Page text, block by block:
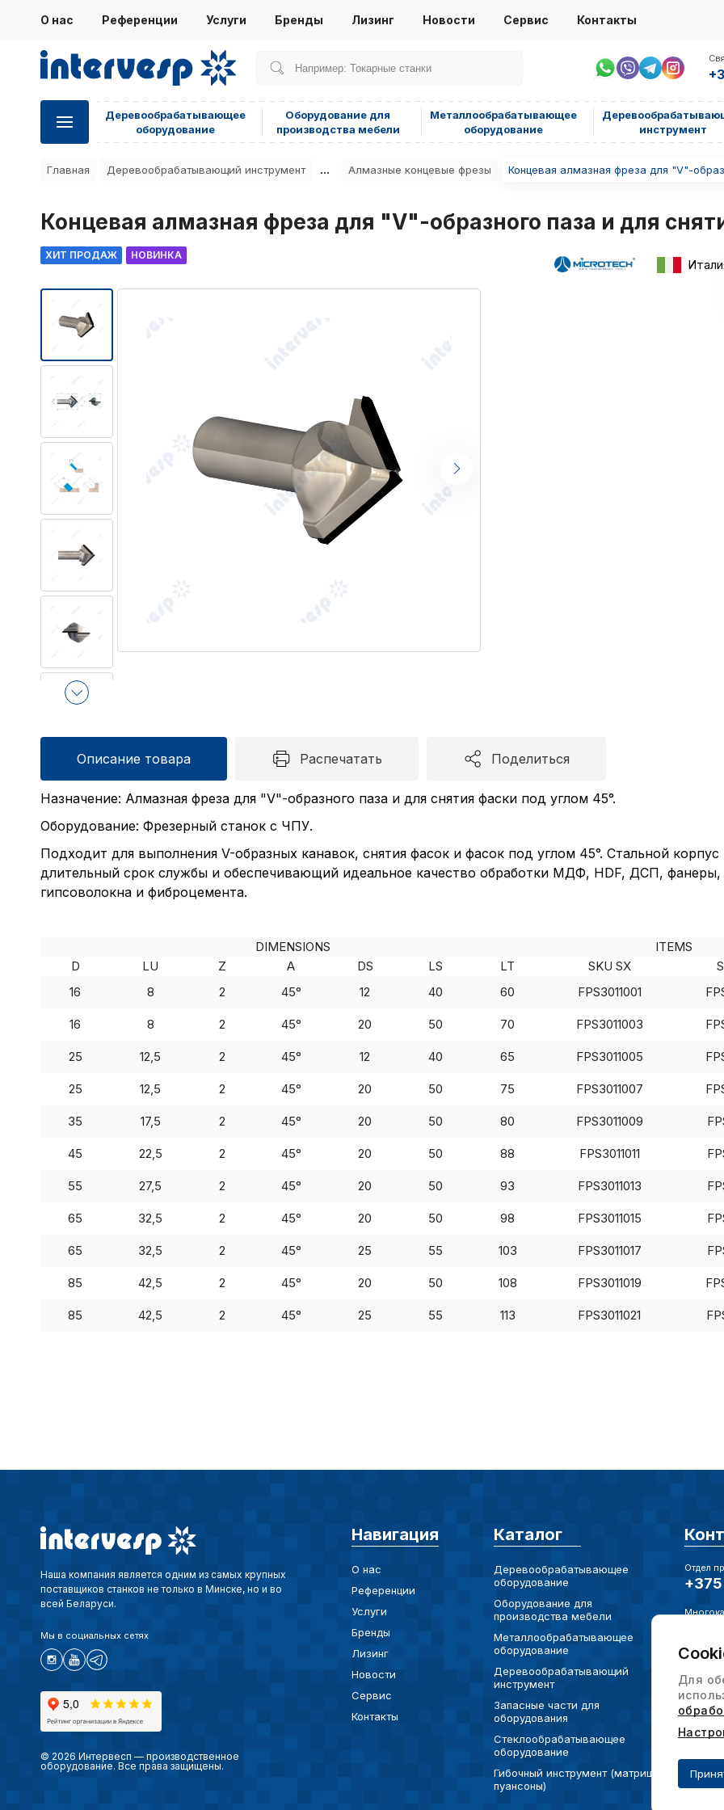
О нас Референции Услуги Бренды Лизинг Новости Сервис Контакты
Деревообрабатывающее
оборудование
Оборудование для
производства мебели
Металлообрабатывающее
оборудование
инструмент
Главная Деревообрабатывающий инструмент ... Алмазные концевые фрезы Концевая алмазная фреза для "V"-
Концевая алмазная фреза для "V"-образного паза и для
ХИТ ПРОДАЖ НОВИНКА
Описание товара Распечатать Поделиться
Назначение: Алмазная фреза для "V"-образного паза и для снятия фаски под углом 45°.
Оборудование: Фрезерный станок с ЧПУ.
Подходит для выполнения V-образных канавок, снятия фасок и фасок под углом 45°. Стальной
длительный срок службы и обеспечивающий идеальное качество обработки МДФ, HDF, ДСП, фанеры,
гипсоволокна и фиброцемента.
DIMENSIONS
ITEMS
D
LU Z A DS LS LT SKU SX
16
8 2 45° 12 40 60 FPS3011001
16 8 2 45° 20 50 70 FPS3011003
25 12,5 2 45° 12 40 65 FPS3011005
25 12,5 2 45° 20 50 75 FPS3011007
35 17,5 2 45° 20 50 80 FPS3011009
45 22,5 2 45° 20 50 88 FPS3011011
55 27,5 2 45° 20 50 93 FPS3011013
65 32,5 2 45° 20 50 98 FPS3011015
65 32,5 2 45° 25 55 103 FPS3011017
85 42,5 2 45° 20 50 108 FPS3011019
85 42,5 2 45° 25 55 113 FPS3011021
Наша компания является одним из самых крупных
поставщиков станков не только в Минске, но и во
всей Беларуси.
Мы в социальных сетях
© 2026 Интервесп — производственное
оборудование. Все права защищены.
Навигация
О нас
Референции
Услуги
Бренды
Лизинг
Новости
Сервис
Контакты
Каталог
Деревообрабатывающее
оборудование
Оборудование для
производства мебели
Металлообрабатывающее
оборудование
Деревообрабатывающий
инструмент
Запасные части для
оборудования
Стеклообрабатывающее
оборудование
Гибочный инструмент (матрицы,
пуансоны)
Отдел
Юр.
ул.
Для
Настройте
периода Сайт
cookie (в т.ч.
Перед тем
cookie ,
Внимание: